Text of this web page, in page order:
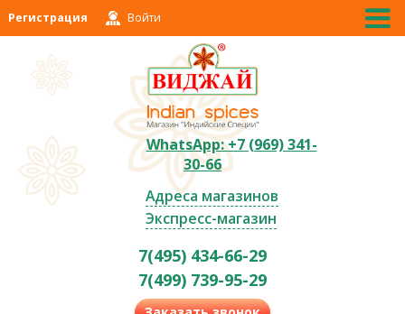
Регистрация Войти
WhatsApp: +7 (969) 341-
30-66
Адреса магазинов
Экспресс-магазин
7(495) 434-66-29
7(499) 739-95-29